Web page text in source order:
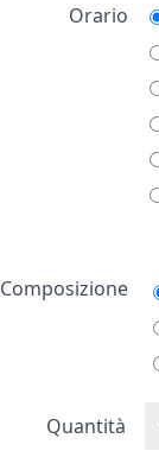
Orario
Composizione
Quantità